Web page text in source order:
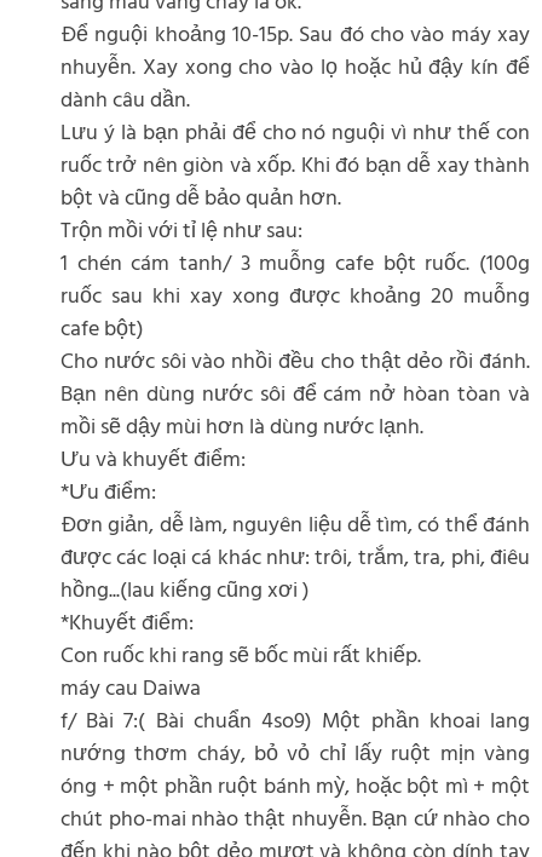
Để nguội khoảng 10-15p. Sau đó cho vào máy xay
nhuyễn. Xay xong cho vào lọ hoặc hủ đậy kín để
dành câu dần.
Lưu ý là bạn phải để cho nó nguội vì như thế con
ruốc trở nên giòn và xốp. Khi đó bạn dễ xay thành
bột và cũng dễ bảo quản hơn.
Trộn mồi với tỉ lệ như sau:
1 chén cám tanh/ 3 muỗng cafe bột ruốc. (100g
ruốc sau khi xay xong được khoảng 20 muỗng
cafe bột)
Cho nước sôi vào nhồi đều cho thật dẻo rồi đánh.
Bạn nên dùng nước sôi để cám nở hòan tòan và
mồi sẽ dậy mùi hơn là dùng nước lạnh.
Ưu và khuyết điểm:
*Ưu điểm:
Đơn giản, dễ làm, nguyên liệu dễ tìm, có thể đánh
được các loại cá khác như: trôi, trắm, tra, phi, điêu
hồng...(lau kiếng cũng xơi )
*Khuyết điểm:
Con ruốc khi rang sẽ bốc mùi rất khiếp.
máy cau Daiwa
f/ Bài 7:( Bài chuẩn 4so9) Một phần khoai lang
nướng thơm cháy, bỏ vỏ chỉ lấy ruột mịn vàng
óng + một phần ruột bánh mỳ, hoặc bột mì + một
chút pho-mai nhào thật nhuyễn. Bạn cứ nhào cho